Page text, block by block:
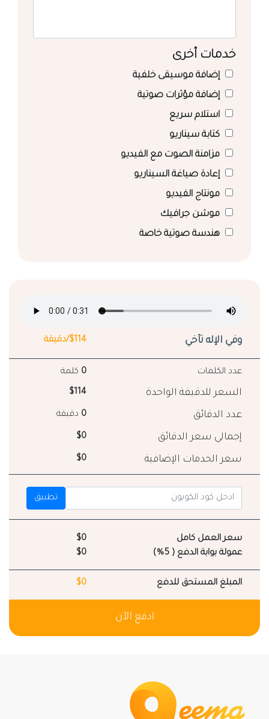
خدمات أخرى
إضافة موسيقى خلفية
إضافة مؤثرات صوتية
استلام سريع
كتابة سيناريو
مزامنة الصوت مع الفيديو
إعادة صياغة السيناريو
مونتاج الفيديو
موشن جرافيك
هندسة صوتية خاصة
وفي الإله تآخي $114/دقيقة
عدد الكلمات 0 كلمة
السعر للدقيقة الواحدة $114
عدد الدقائق 0 دقيقة
إجمالي سعر الدقائق $0
سعر الخدمات الإضافية $0
تطبيق
سعر العمل كامل
$0
عمولة بوابة الدفع ( 5%)
$0
المبلغ المستحق للدفع $0
ادفع الآن